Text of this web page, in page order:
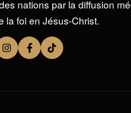
nations par la diffusion
la foi en Jésus-Christ.